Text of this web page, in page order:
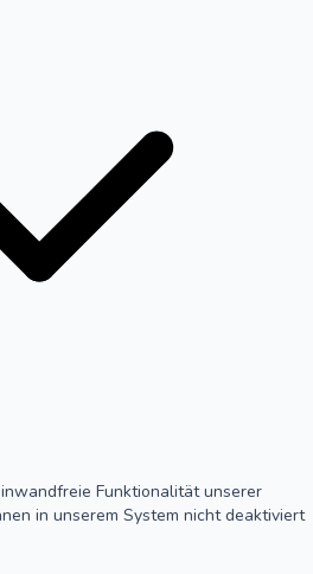
Funktionalität unserer
in unserem System nicht deaktiviert